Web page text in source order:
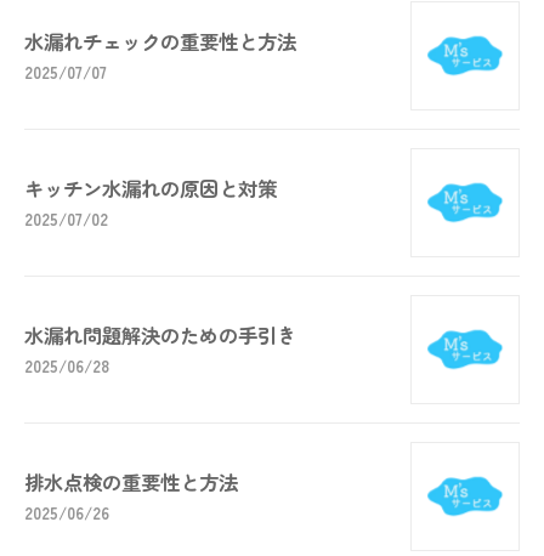
水漏れチェックの重要性と方法
2025/07/07
キッチン水漏れの原因と対策
2025/07/02
水漏れ問題解決のための手引き
2025/06/28
排水点検の重要性と方法
2025/06/26